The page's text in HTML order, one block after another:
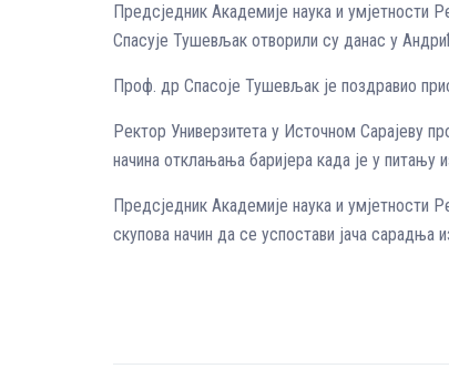
Предсједник Академије наука и умјетности
Спасује Тушевљак отворили су данас у
Проф. др Спасоје Тушевљак је поздравио
Ректор Универзитета у Источном Сарајеву
начина отклањања баријера када је у питању
Предсједник Академије наука и умјетности
скупова начин да се успостави јача сарадња